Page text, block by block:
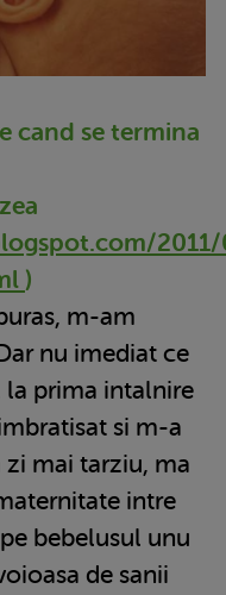
cand se termina
)
m-am
nu imediat ce
prima intalnire
si m-a
mai tarziu, ma
intre
bebelusul unu
de sanii